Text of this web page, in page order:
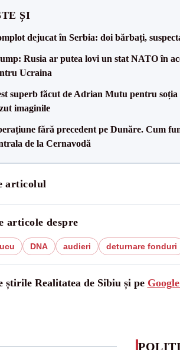
ȘI
dejucat în Serbia: doi bărbați,
Rusia ar putea lovi un stat NATO în
Ucraina
superb făcut de Adrian Mutu pentru soția
imaginile
fără precedent pe Dunăre. Cum
de la Cernavodă
articolul
articole despre
DNA audieri deturnare fonduri
știrile Realitatea de Sibiu și pe